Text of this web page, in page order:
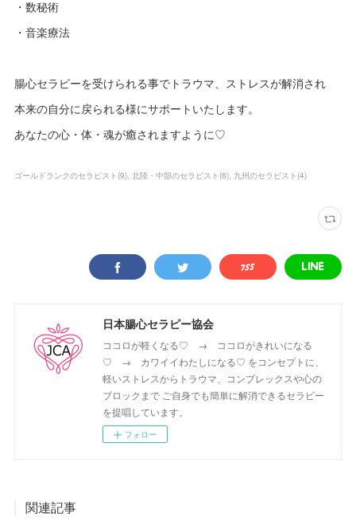
・数秘術
・音楽療法
腸心セラピーを受けられる事でトラウマ、ストレスが解消され
本来の自分に戻られる様にサポートいたします。
あなたの心・体・魂が癒されますように♡
ゴールドランクのセラピスト (9) 北陸・中部のセラピスト (6) 九州のセラピスト (4)
日本腸心セラピー協会
ココロが軽くなる♡ → ココロがきれいになる
♡ → カワイイわたしになる♡ をコンセプトに、
軽いストレスからトラウマ、コンプレックスや心の
ブロックまで ご自身でも簡単に解消できるセラピー
を提唱しています。
フォロー
関連記事